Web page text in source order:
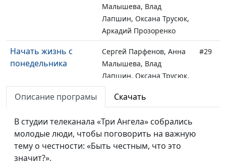
Малышева, Влад
Лапшин, Оксана Трусюк,
Аркадий Прозоренко
Начать жизнь с
понедельника
Сергей Парфенов, Анна
Малышева, Влад
Лапшин, Оксана Трусюк,
Аркадий Прозоренко
#29
или обсуждать?
Сергей Парфенов, Анна
Малышева, Влад
Лапшин, Оксана Трусюк,
Аркадий Прозоренко
#28
Описание програмы Скачать
В студии телеканала «Три Ангела» собрались
молодые люди, чтобы поговорить на важную
тему о честности: «Быть честным, что это
значит?».